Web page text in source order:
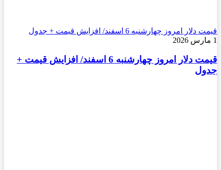
قیمت دلار امروز چهارشنبه 6 اسفند/ افزایش قیمت + جدول
1 مارس 2026
قیمت دلار امروز چهارشنبه 6 اسفند/ افزایش قیمت +
جدول